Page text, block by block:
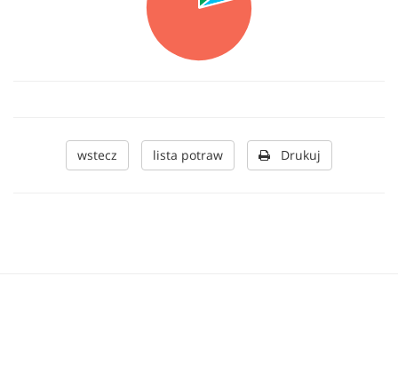
wstecz lista potraw Drukuj